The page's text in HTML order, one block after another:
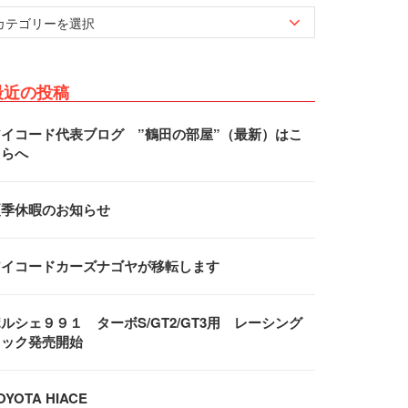
の投稿
コード代表ブログ ”鶴田の部屋”（最新）はこ
へ
休暇のお知らせ
コードカーズナゴヤが移転します
シェ９９１ ターボS/GT2/GT3用 レーシング
ク発売開始
HIACE